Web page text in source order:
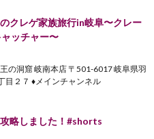
のクレゲ家族旅行in岐阜〜クレー
ッチャー〜
の洞窟 岐南本店 〒501-6017 岐阜県羽
目２７ ♦︎メインチャンネル
略しました！#shorts